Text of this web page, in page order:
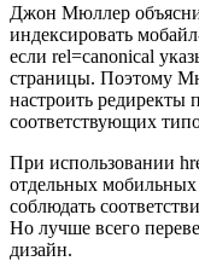
Джон Мюллер
индексировать
если rel=canonical
страницы. Поэтому
настроить редиректы
соответствующих
При использовании
отдельных
соблюдать
Но лучше всего
дизайн.